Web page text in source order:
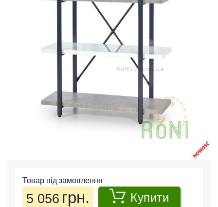
Товар під замовлення
5 056 грн. Купити